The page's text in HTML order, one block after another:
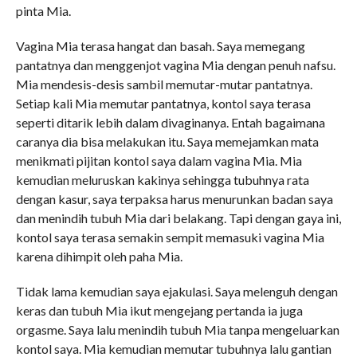
pinta Mia.
Vagina Mia terasa hangat dan basah. Saya memegang
pantatnya dan menggenjot vagina Mia dengan penuh nafsu.
Mia mendesis-desis sambil memutar-mutar pantatnya.
Setiap kali Mia memutar pantatnya, kontol saya terasa
seperti ditarik lebih dalam divaginanya. Entah bagaimana
caranya dia bisa melakukan itu. Saya memejamkan mata
menikmati pijitan kontol saya dalam vagina Mia. Mia
kemudian meluruskan kakinya sehingga tubuhnya rata
dengan kasur, saya terpaksa harus menurunkan badan saya
dan menindih tubuh Mia dari belakang. Tapi dengan gaya ini,
kontol saya terasa semakin sempit memasuki vagina Mia
karena dihimpit oleh paha Mia.
Tidak lama kemudian saya ejakulasi. Saya melenguh dengan
keras dan tubuh Mia ikut mengejang pertanda ia juga
orgasme. Saya lalu menindih tubuh Mia tanpa mengeluarkan
kontol saya. Mia kemudian memutar tubuhnya lalu gantian